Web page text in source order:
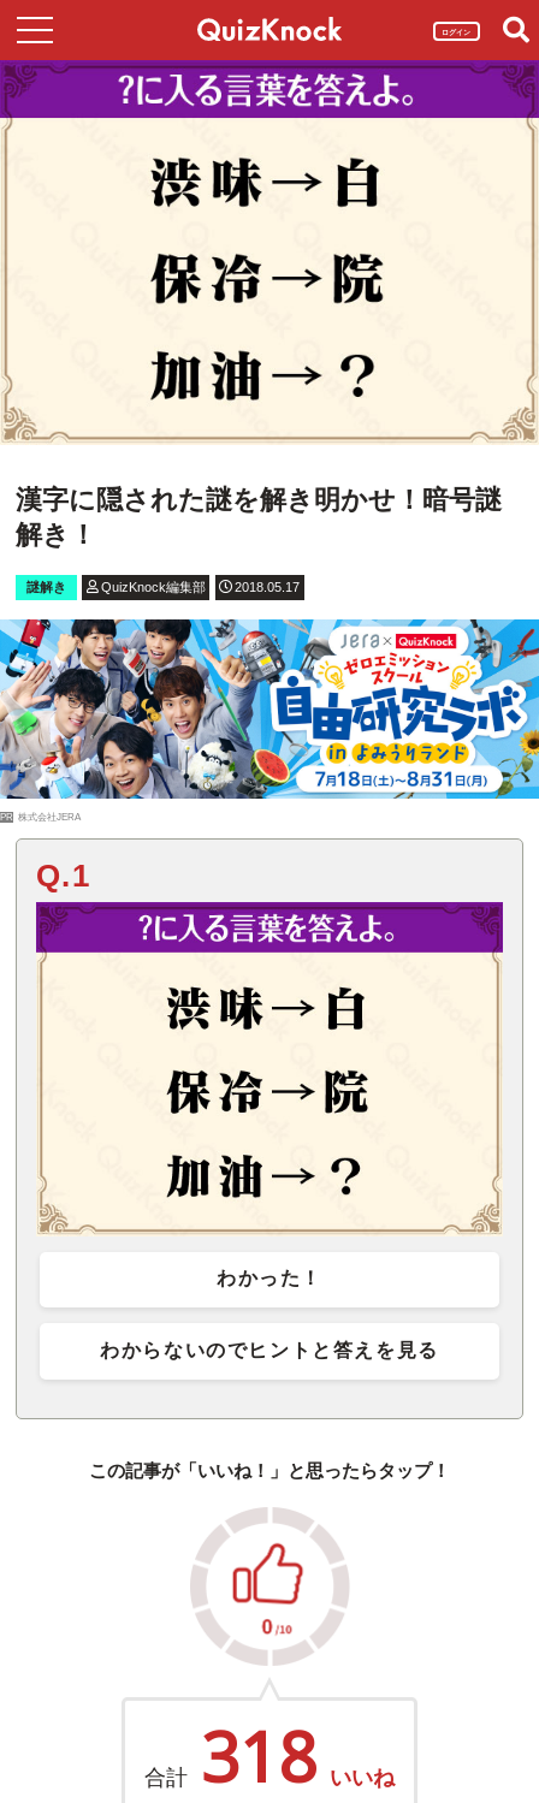
ログイン
漢字に隠された謎を解き明かせ！暗号謎
解き！
謎解き QuizKnock編集部 2018.05.17
PR 株式会社JERA
Q.1
わかった！
わからないのでヒントと答えを見る
この記事が「いいね！」と思ったらタップ！
合計 318 いいね